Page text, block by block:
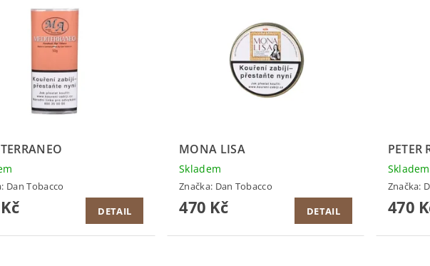
Dan Tobacco
DETAIL
MONA LISA
Skladem
Značka: Dan Tobacco
470 Kč DETAIL
PETER
Skladem
Značka:
470